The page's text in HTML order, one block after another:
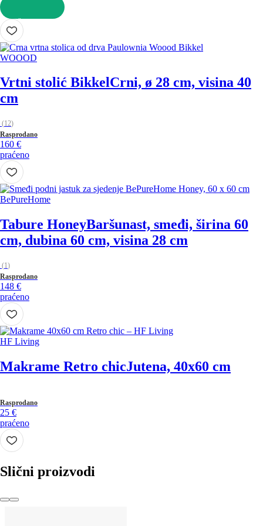
U KOŠARICU
WOOOD
Vrtni stolić BikkelCrni, ø 28 cm, visina 40
cm
(12)
Rasprodano
160 €
praćeno
BePureHome
Tabure HoneyBaršunast, smeđi, širina 60
cm, dubina 60 cm, visina 28 cm
(1)
Rasprodano
148 €
praćeno
HF Living
Makrame Retro chicJutena, 40x60 cm
Rasprodano
25 €
praćeno
Slični proizvodi